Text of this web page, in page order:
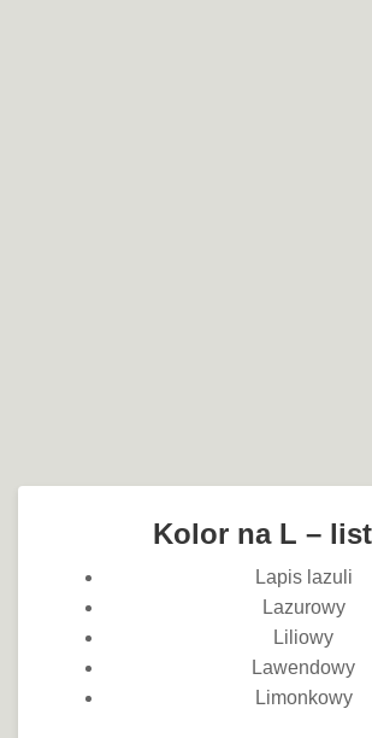
Kolor na L –
Lapis lazuli
Lazurowy
Liliowy
Lawendowy
Limonkowy